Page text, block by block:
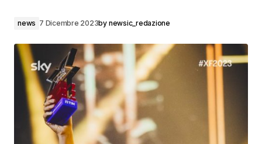
news 7 Dicembre 2023by newsic_redazione